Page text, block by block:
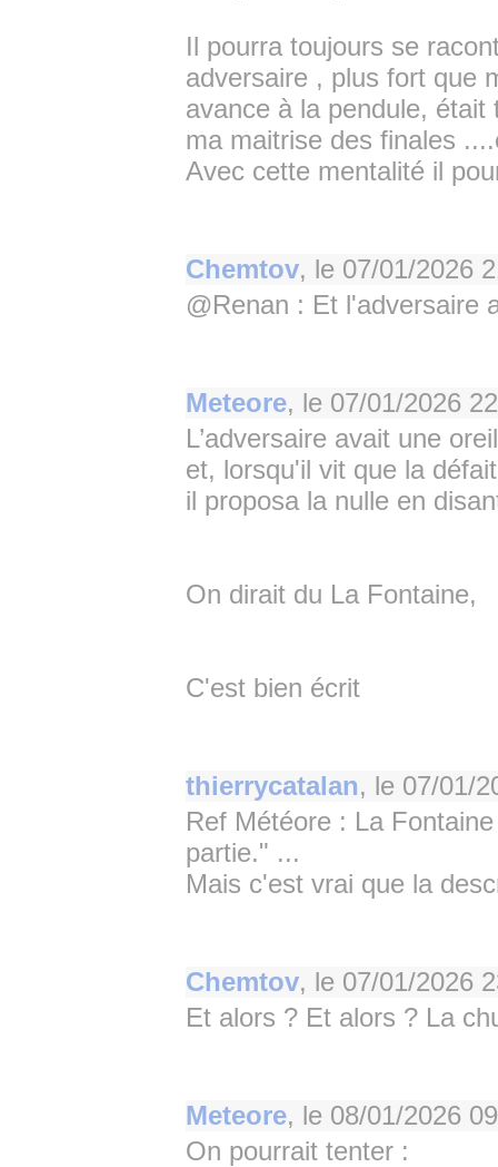
Il pourra toujours se
adversaire , plus fort que
avance à la pendule,
ma maitrise des finales
Avec cette mentalité il
Chemtov, le 07/01/2026
@Renan : Et l'adversaire
Meteore, le 07/01/2026
L’adversaire avait une
et, lorsqu'il vit que la
il proposa la nulle en
On dirait du La Fontaine,
C'est bien écrit
thierrycatalan, le 07/01/
Ref Météore : La
partie." ...
Mais c'est vrai que la
Chemtov, le 07/01/2026
Et alors ? Et alors ? La
Meteore, le 08/01/2026
On pourrait tenter :